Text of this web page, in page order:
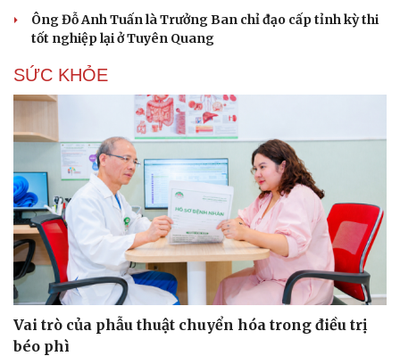
Du lịch
Tư vấn
check-in
Câu chuyện thời sự
Đọc truyện đêm khuya
Cửa sổ tình yêu
Kể chuyện cho bé
Hạt giống tâm hồn
Ông Đỗ Anh Tuấn là Trưởng Ban chỉ đạo cấp tỉnh kỳ thi
tốt nghiệp lại ở Tuyên Quang
SỨC KHỎE
Vai trò của phẫu thuật chuyển hóa trong điều trị
béo phì